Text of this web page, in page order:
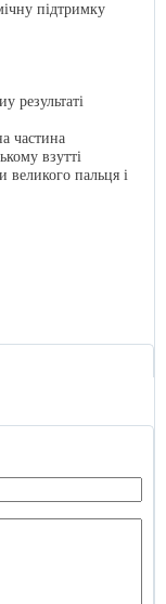
підтримку
результаті
частина
взутті
великого пальця і